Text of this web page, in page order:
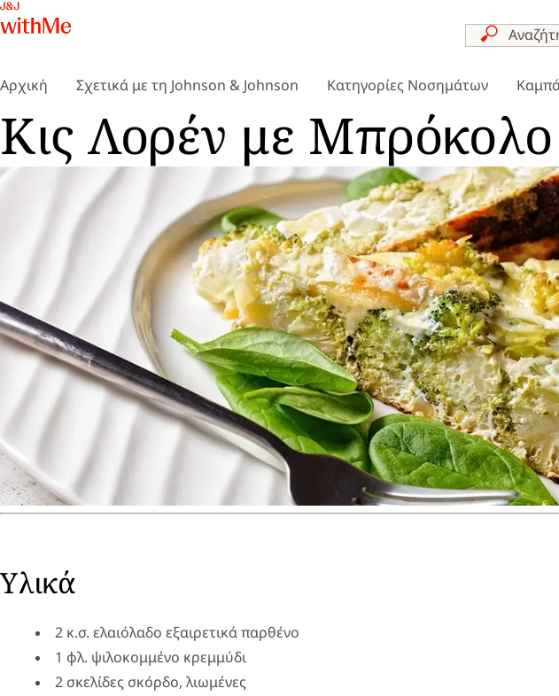
Αρχική Σχετικά με τη Johnson & Johnson Κατηγορίες Νοσημάτων
Κις Λορέν με
Υλικά
2 κ.σ. ελαιόλαδο εξαιρετικά παρθένο
1 φλ. ψιλοκομμένο κρεμμύδι
2 σκελίδες σκόρδο, λιωμένες